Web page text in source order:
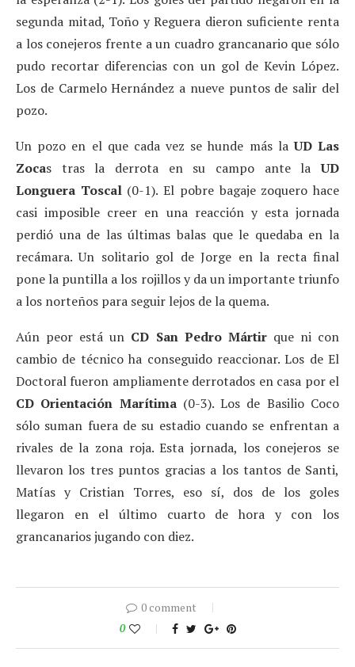
segunda mitad, Toño y Reguera dieron suficiente renta
a los conejeros frente a un cuadro grancanario que sólo
pudo recortar diferencias con un gol de Kevin López.
Los de Carmelo Hernández a nueve puntos de salir del
pozo.
Un pozo en el que cada vez se hunde más laUD Las
Zocas tras la derrota en su campo ante laUD
Longuera Toscal(0-1). El pobre bagaje zoquero hace
casi imposible creer en una reacción y esta jornada
perdió una de las últimas balas que le quedaba en la
recámara. Un solitario gol de Jorge en la recta final
pone la puntilla a los rojillos y da un importante triunfo
a los norteños para seguir lejos de la quema.
Aún peor está un CD San Pedro Mártirque ni con
cambio de técnico ha conseguido reaccionar. Los de El
Doctoral fueron ampliamente derrotados en casa por el
CD Orientación Marítima(0-3). Los de Basilio Coco
sólo suman fuera de su estadio cuando se enfrentan a
rivales de la zona roja. Esta jornada, los conejeros se
llevaron los tres puntos gracias a los tantos de Santi,
Matías y Cristian Torres, eso sí, dos de los goles
llegaron en el último cuarto de hora y con los
grancanarios jugando con diez.
0 comment
0